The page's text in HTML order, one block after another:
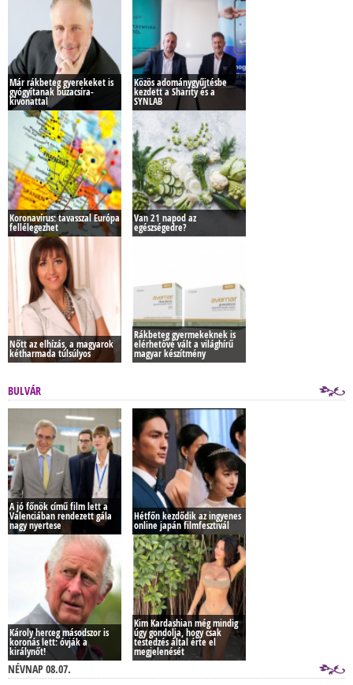
Már rákbeteg gyerekeket is
gyógyítanak búzacsíra-
kivonattal
Közös adománygyűjtésbe
kezdett a Sharity és a
SYNLAB
Koronavírus: tavasszal Európa
fellélegezhet
Van 21 napod az
egészségedre?
Nőtt az elhízás, a magyarok
kétharmada túlsúlyos
Rákbeteg gyermekeknek is
elérhetővé vált a világhírű
magyar készítmény
BULVÁR
A jó főnök című film lett a
Valenciában rendezett gála
nagy nyertese
Hétfőn kezdődik az ingyenes
online japán filmfesztivál
Károly herceg másodszor is
koronás lett: óvják a
királynőt!
Kim Kardashian még mindig
úgy gondolja, hogy csak
testedzés által érte el
megjelenését
NÉVNAP 08.07.